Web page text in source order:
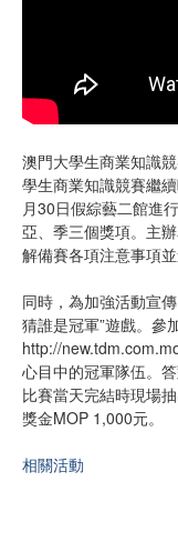
澳門大學生商業知識
學生商業知識競賽繼
月30日假綜藝二館進
亞、季三個獎項。主
解備賽各項注意事項
同時，為加強活動宣
猜誰是冠軍”遊戲。參
http://
心目中的冠軍隊伍。
比賽當天完結時現場
獎金MOP 1,000元。
相關活動